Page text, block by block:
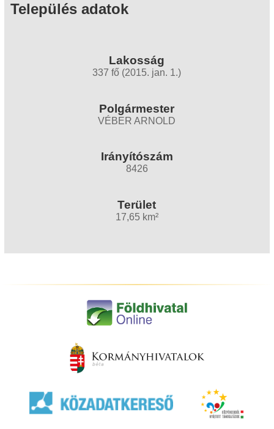
Település adatok
Lakosság
337 fő (2015. jan. 1.)
Polgármester
VÉBER ARNOLD
Irányítószám
8426
Terület
17,65 km²